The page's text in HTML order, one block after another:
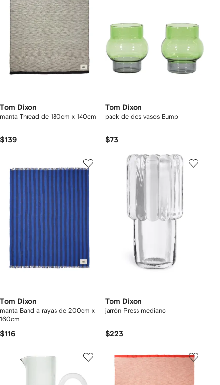
Tom Dixon
manta Thread de 180cm x 140cm
$139
Tom Dixon
pack de dos vasos Bump
$73
Tom Dixon
manta Band a rayas de 200cm x
160cm
$116
Tom Dixon
jarrón Press mediano
$223